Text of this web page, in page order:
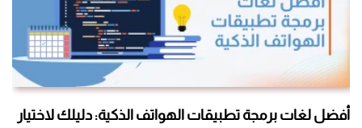
أفضل لغات برمجة تطبيقات الهواتف الذكية: دليلك لاختيار